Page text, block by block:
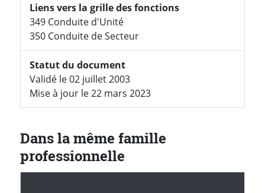
Liens vers la grille des fonctions
349 Conduite d'Unité
350 Conduite de Secteur
Statut du document
Validé le 02 juillet 2003
Mise à jour le 22 mars 2023
Dans la même famille
professionnelle